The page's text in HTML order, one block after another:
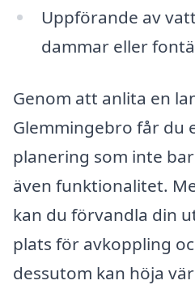
Uppförande av
dammar eller
Genom att anlita en
Glemmingebro får du
planering som inte
även funktionalitet.
kan du förvandla din
plats för avkoppling
dessutom kan höja